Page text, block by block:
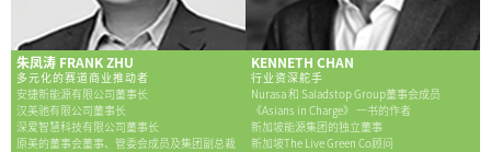
朱凤涛 FRANK ZHU
多元化的赛道商业推动者
安捷新能源有限公司董事长
汉美驰有限公司董事长
深爱智慧科技有限公司董事长
原美的董事会董事、管委会成员及集团副总裁
KENNETH CHAN
行业资深舵手
Nurasa 和 Saladstop Group董事会成员
《Asians in Charge》 一书的作者
新加坡能源集团的独立董事
新加坡The Live Green Co顾问